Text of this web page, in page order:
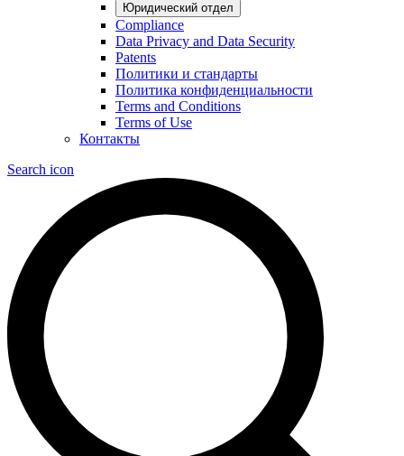
Юридический отдел
Compliance
Data Privacy and Data Security
Patents
Политики и стандарты
Политика конфиденциальности
Terms and Conditions
Terms of Use
Контакты
Search icon